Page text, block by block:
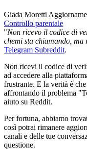
Giada Moretti
Controllo parentale
"Non ricevo il codice di
chemi sta chiamando, ma
Telegram Subreddit.
Non ricevi il codice di
ad accedere alla
frustrante. E la verità è
affrontando il problema
aiuto su Reddit.
Per fortuna, abbiamo
così potrai rimanere
canali e delle tue
questione.